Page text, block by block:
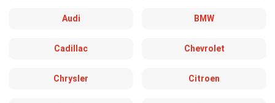
Audi BMW
Cadillac Chevrolet
Chrysler Citroen